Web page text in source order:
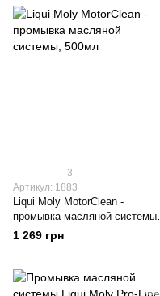
3
Артикул: 1883
Liqui Moly MotorClean -
промывка масляной системы,
500мл
1 269 грн